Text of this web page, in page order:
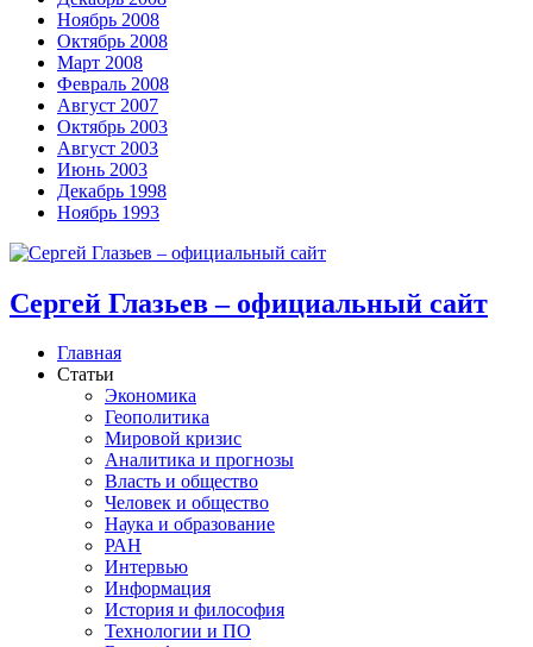
Ноябрь 2008
Октябрь 2008
Март 2008
Февраль 2008
Август 2007
Октябрь 2003
Август 2003
Июнь 2003
Декабрь 1998
Ноябрь 1993
Сергей Глазьев – официальный сайт
Главная
Статьи
Экономика
Геополитика
Мировой кризис
Аналитика и прогнозы
Власть и общество
Человек и общество
Наука и образование
РАН
Интервью
Информация
История и философия
Технологии и ПО